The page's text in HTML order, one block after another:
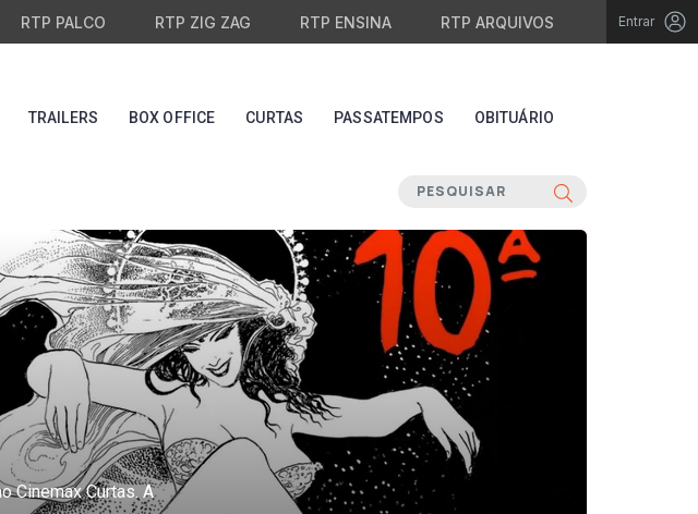
RTP PALCO RTP ZIG ZAG RTP ENSINA RTP ARQUIVOS Entrar
TRAILERS BOX OFFICE CURTAS PASSATEMPOS OBITUÁRIO
Cinemax Curtas. A